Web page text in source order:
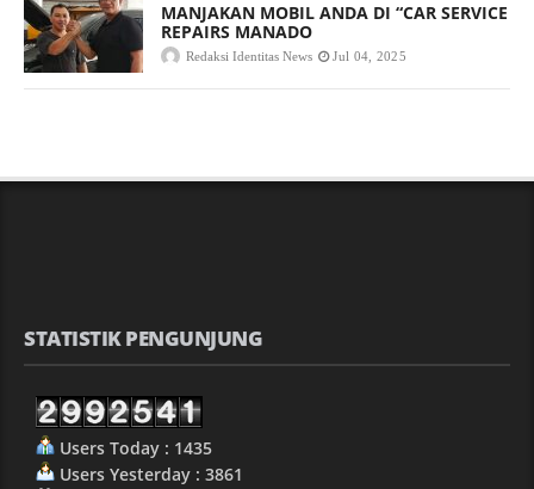
MANJAKAN MOBIL ANDA DI “CAR SERVICE
REPAIRS MANADO
Redaksi Identitas News Jul 04, 2025
STATISTIK PENGUNJUNG
Users Today : 1435
Users Yesterday : 3861